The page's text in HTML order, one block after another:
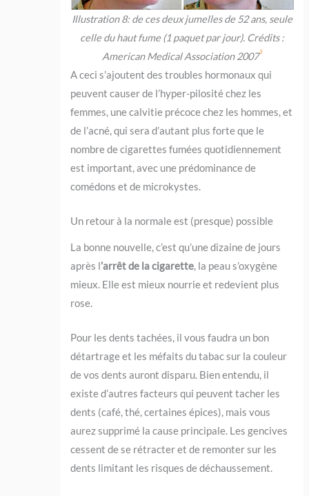
Illustration 8: de ces deux jumelles de 52 ans, seule
celle du haut fume (1 paquet par jour). Crédits :
American Medical Association 20073
A ceci s’ajoutent des troubles hormonaux qui
peuvent causer de l’hyper-pilosité chez les
femmes, une calvitie précoce chez les hommes, et
de l’acné, qui sera d’autant plus forte que le
nombre de cigarettes fumées quotidiennement
est important, avec une prédominance de
comédons et de microkystes.
Un retour à la normale est (presque) possible
La bonne nouvelle, c’est qu’une dizaine de jours
après l’arrêt de la cigarette, la peau s’oxygène
mieux. Elle est mieux nourrie et redevient plus
rose.
Pour les dents tachées, il vous faudra un bon
détartrage et les méfaits du tabac sur la couleur
de vos dents auront disparu. Bien entendu, il
existe d’autres facteurs qui peuvent tacher les
dents (café, thé, certaines épices), mais vous
aurez supprimé la cause principale. Les gencives
cessent de se rétracter et de remonter sur les
dents limitant les risques de déchaussement.